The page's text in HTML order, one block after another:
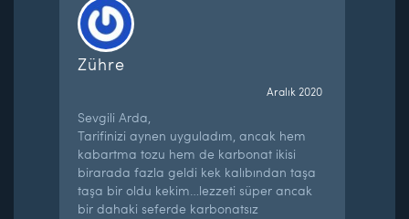
Zühre
Aralık 2020
Sevgili Arda,
Tarifinizi aynen uyguladım, ancak hem
kabartma tozu hem de karbonat ikisi
birarada fazla geldi kek kalıbından taşa
taşa bir oldu kekim…lezzeti süper ancak
bir dahaki seferde karbonatsız